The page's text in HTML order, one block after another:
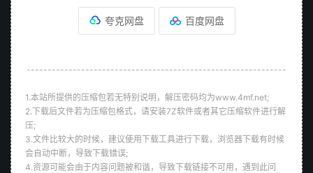
夸克网盘 百度网盘
--------------------------------------------------------------
1.本站所提供的压缩包若无特别说明，解压密码均为www.4mf.net;
2.下载后文件若为压缩包格式，请安装7Z软件或者其它压缩软件进行解
压;
3.文件比较大的时候，建议使用下载工具进行下载，浏览器下载有时候
会自动中断，导致下载错误;
4.资源可能会由于内容问题被和谐，导致下载链接不可用，遇到此问